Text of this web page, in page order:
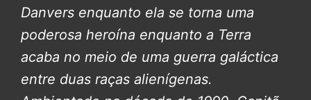
Danvers enquanto ela se torna uma
poderosa heroína enquanto a Terra
acaba no meio de uma guerra galáctica
entre duas raças alienígenas.